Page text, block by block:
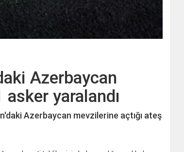
Azerbaycan
yaralandı
Azerbaycan mevzilerine açtığı ateş